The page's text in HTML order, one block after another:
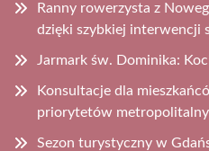
Ranny rowerzysta z
dzięki szybkiej interwencji
Jarmark św. Dominika:
Konsultacje dla
priorytetów
Sezon turystyczny w